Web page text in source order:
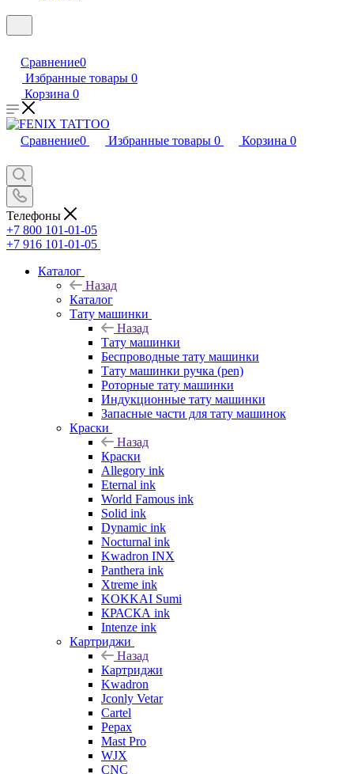
Сравнение0
Избранные товары 0
Корзина 0
Сравнение0 Избранные товары 0 Корзина 0
Телефоны
+7 800 101-01-05
+7 916 101-01-05
Каталог
Назад
Каталог
Тату машинки
Назад
Тату машинки
Беспроводные тату машинки
Тату машинки ручка (pen)
Роторные тату машинки
Индукционные тату машинки
Запасные части для тату машинок
Краски
Назад
Краски
Allegory ink
Eternal ink
World Famous ink
Solid ink
Dynamic ink
Nocturnal ink
Kwadron INX
Panthera ink
Xtreme ink
KOKKAI Sumi
КРАСКА ink
Intenze ink
Картриджи
Назад
Картриджи
Kwadron
Jconly Vetar
Cartel
Pepax
Mast Pro
WJX
CNC